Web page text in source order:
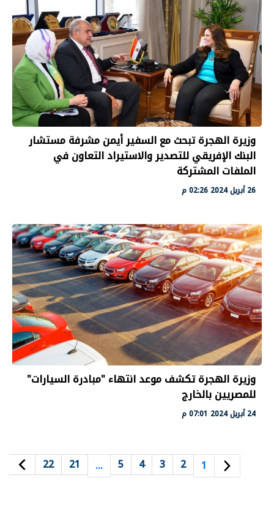
وزيرة الهجرة تبحث مع السفير أيمن مشرفة مستشار
البنك الإفريقي للتصدير والاستيراد التعاون في
الملفات المشتركة
26 أبريل 2024 02:26 م
وزيرة الهجرة تكشف موعد انتهاء "مبادرة السيارات"
للمصريين بالخارج
24 أبريل 2024 07:01 م
1
2
3
4
5
…
21
22